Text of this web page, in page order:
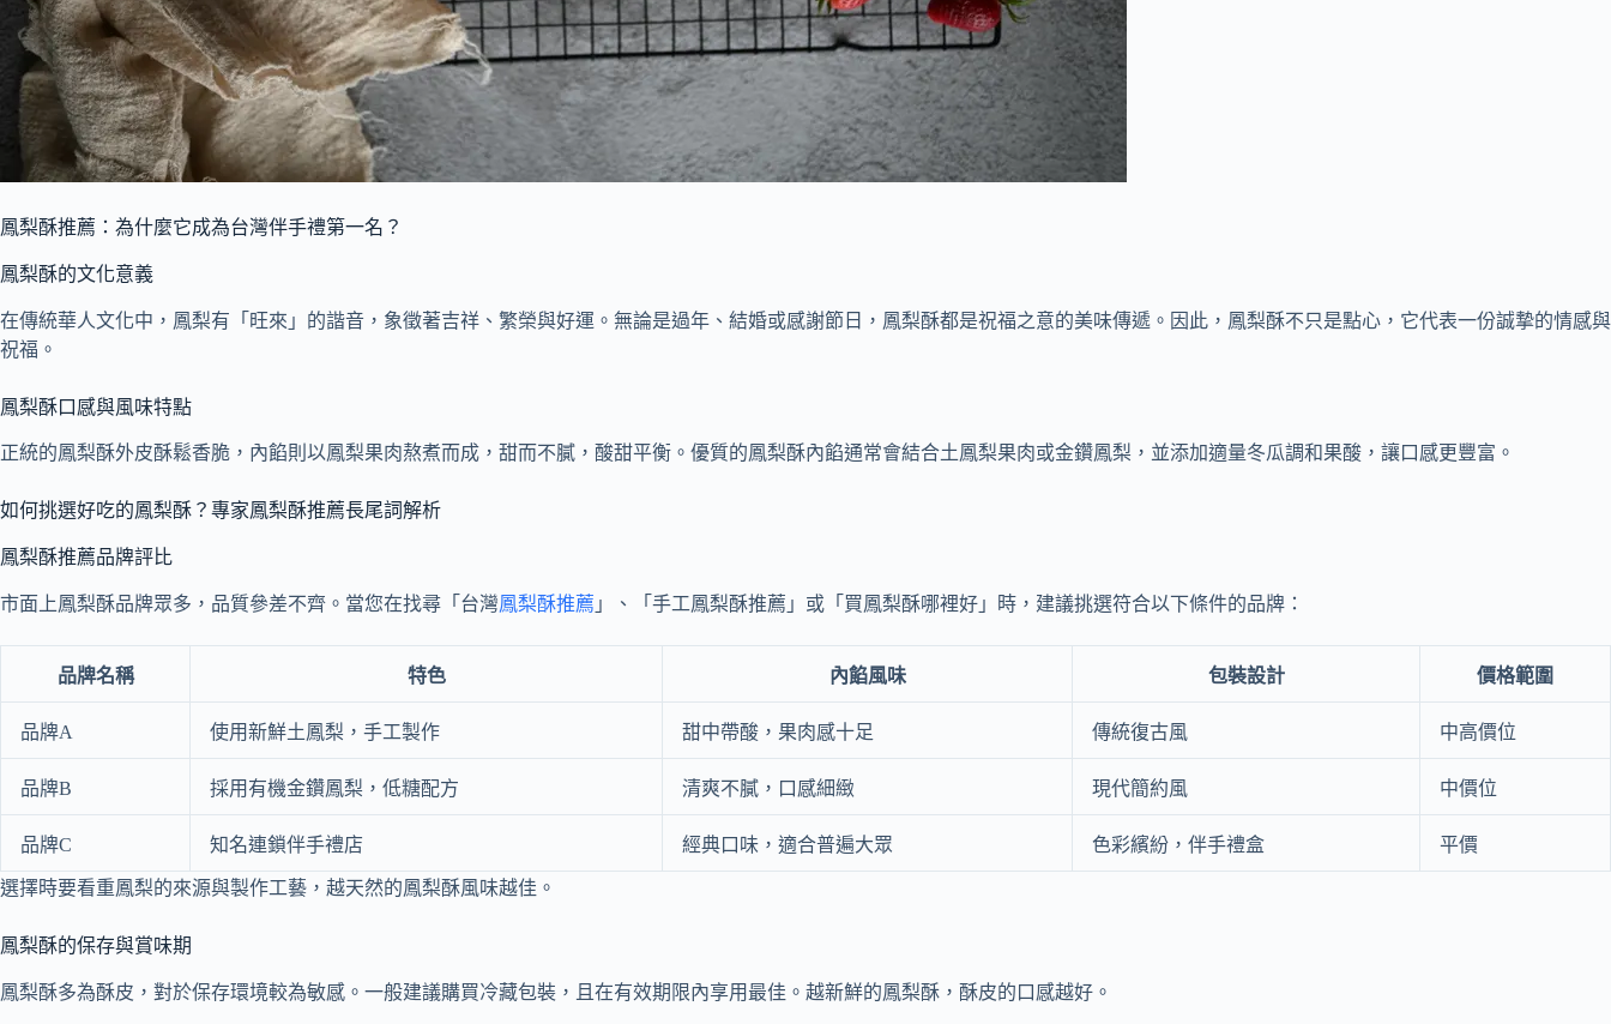
鳳梨酥推薦：為什麼它成為台灣伴手禮第一名？
鳳梨酥的文化意義
在傳統華人文化中，鳳梨有「旺來」的諧音，象徵著吉祥、繁榮與好運。無論是過年、結婚或感謝節日，鳳梨酥都是祝福之意的美味傳遞。因此，鳳梨酥不只是點心，它代表一份誠摯的情感與
祝福。
鳳梨酥口感與風味特點
正統的鳳梨酥外皮酥鬆香脆，內餡則以鳳梨果肉熬煮而成，甜而不膩，酸甜平衡。優質的鳳梨酥內餡通常會結合土鳳梨果肉或金鑽鳳梨，並添加適量冬瓜調和果酸，讓口感更豐富。
如何挑選好吃的鳳梨酥？專家鳳梨酥推薦長尾詞解析
鳳梨酥推薦品牌評比
市面上鳳梨酥品牌眾多，品質參差不齊。當您在找尋「台灣鳳梨酥推薦 」、「手工鳳梨酥推薦」或「買鳳梨酥哪裡好」時，建議挑選符合以下條件的品牌：
品牌名稱 特色 內餡風味 包裝設計 價格範圍
品牌A 使用新鮮土鳳梨，手工製作 甜中帶酸，果肉感十足 傳統復古風 中高價位
品牌B 採用有機金鑽鳳梨，低糖配方 清爽不膩，口感細緻 現代簡約風 中價位
品牌C 知名連鎖伴手禮店 經典口味，適合普遍大眾 色彩繽紛，伴手禮盒 平價
選擇時要看重鳳梨的來源與製作工藝，越天然的鳳梨酥風味越佳。
鳳梨酥的保存與賞味期
鳳梨酥多為酥皮，對於保存環境較為敏感。一般建議購買冷藏包裝，且在有效期限內享用最佳。越新鮮的鳳梨酥，酥皮的口感越好。